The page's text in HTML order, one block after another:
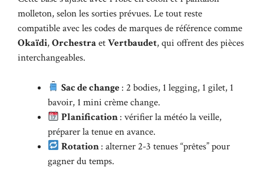
molleton, selon les sorties prévues. Le tout reste
compatible avec les codes de marques de référence comme
Okaïdi,OrchestraetVertbaudet, qui offrent des pièces
interchangeables.
Sac de change: 2 bodies, 1 legging, 1 gilet, 1
bavoir, 1 mini crème change.
Planification: vérifier la météo la veille,
préparer la tenue en avance.
Rotation: alterner 2-3 tenues “prêtes” pour
gagner du temps.